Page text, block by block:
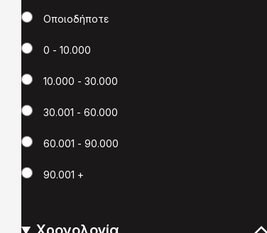
Χιλιόμετρα
Οποιοδήποτε
0 - 10.000
10.000 - 30.000
30.001 - 60.000
60.001 - 90.000
90.001 +